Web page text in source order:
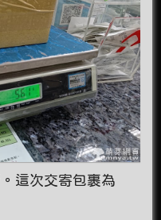
這次交寄包裹為